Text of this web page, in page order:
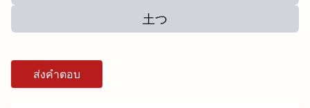
土つ
ส่งคำตอบ